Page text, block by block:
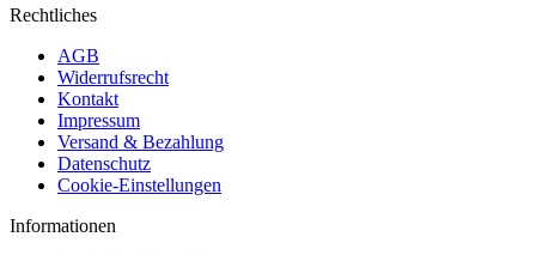
Rechtliches
AGB
Widerrufsrecht
Kontakt
Impressum
Versand & Bezahlung
Datenschutz
Cookie-Einstellungen
Informationen